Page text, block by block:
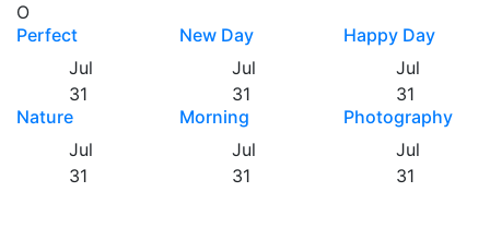
O
Perfect
Jul
31
New Day
Jul
31
Happy Day
Jul
31
Nature
Jul
31
Morning
Jul
31
Photography
Jul
31